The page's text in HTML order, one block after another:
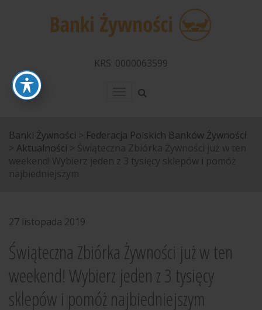
KRS: 0000063599
Menu
Banki Żywności > Federacja Polskich Banków Żywności
> Aktualności > Świąteczna Zbiórka Żywności już w ten
weekend! Wybierz jeden z 3 tysięcy sklepów i pomóż
najbiedniejszym
27 listopada 2019
Świąteczna Zbiórka Żywności już w ten
weekend! Wybierz jeden z 3 tysięcy
sklepów i pomóż najbiedniejszym